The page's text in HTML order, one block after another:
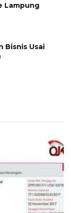
Lampung
Bisnis Usai